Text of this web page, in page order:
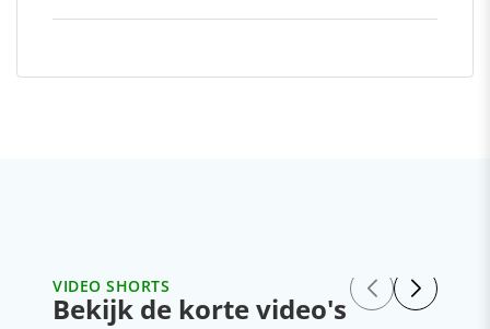
VIDEO SHORTS
Bekijk de korte video's